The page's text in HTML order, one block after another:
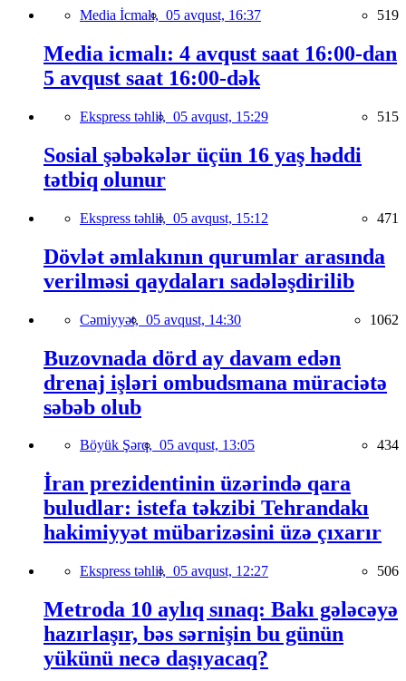
Media İcmalı, 05 avqust, 16:37 519
Media icmalı: 4 avqust saat 16:00-dan
5 avqust saat 16:00-dək
Ekspress təhlil, 05 avqust, 15:29 515
Sosial şəbəkələr üçün 16 yaş həddi
tətbiq olunur
Ekspress təhlil, 05 avqust, 15:12 471
Dövlət əmlakının qurumlar arasında
verilməsi qaydaları sadələşdirilib
Cəmiyyət, 05 avqust, 14:30 1062
Buzovnada dörd ay davam edən
drenaj işləri ombudsmana müraciətə
səbəb olub
Böyük Şərq, 05 avqust, 13:05 434
İran prezidentinin üzərində qara
buludlar: istefa təkzibi Tehrandakı
hakimiyyət mübarizəsini üzə çıxarır
Ekspress təhlil, 05 avqust, 12:27 506
Metroda 10 aylıq sınaq: Bakı gələcəyə
hazırlaşır, bəs sərnişin bu günün
yükünü necə daşıyacaq?